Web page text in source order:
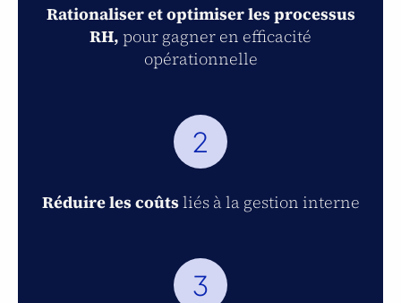
Rationaliser et optimiser les processus
RH, pour gagner en efficacité
opérationnelle
2
Réduire les coûtsliés à la gestion interne
3